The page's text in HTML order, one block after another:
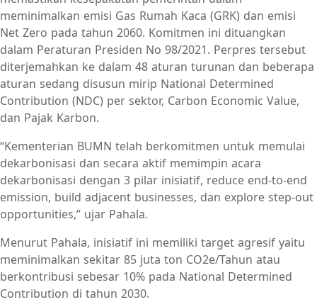
meminimalkan emisi Gas Rumah Kaca (GRK) dan emisi
Net Zero pada tahun 2060. Komitmen ini dituangkan
dalam Peraturan Presiden No 98/2021. Perpres tersebut
diterjemahkan ke dalam 48 aturan turunan dan beberapa
aturan sedang disusun mirip National Determined
Contribution (NDC) per sektor, Carbon Economic Value,
dan Pajak Karbon.
“Kementerian BUMN telah berkomitmen untuk memulai
dekarbonisasi dan secara aktif memimpin acara
dekarbonisasi dengan 3 pilar inisiatif, reduce end-to-end
emission, build adjacent businesses, dan explore step-out
opportunities,” ujar Pahala.
Menurut Pahala, inisiatif ini memiliki target agresif yaitu
meminimalkan sekitar 85 juta ton CO2e/Tahun atau
berkontribusi sebesar 10% pada National Determined
Contribution di tahun 2030.